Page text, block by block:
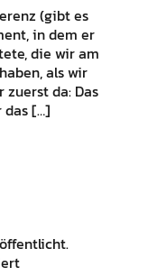
(gibt es
in dem er
die wir am
als wir
zuerst da: Das
das […]